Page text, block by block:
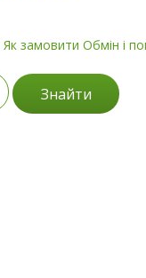
Як замовити Обмін і
Знайти